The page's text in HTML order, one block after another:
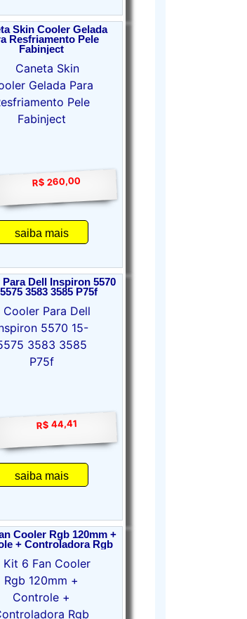
Skin Cooler Gelada
Resfriamento Pele
Fabinject
R$ 260,00
saiba mais
Dell Inspiron 5570
3583 3585 P75f
R$ 44,41
saiba mais
Cooler Rgb 120mm +
+ Controladora Rgb